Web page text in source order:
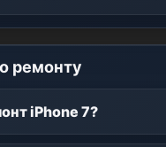
ремонту
iPhone 7?